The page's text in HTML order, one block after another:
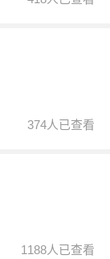
374人已查看
1188人已查看